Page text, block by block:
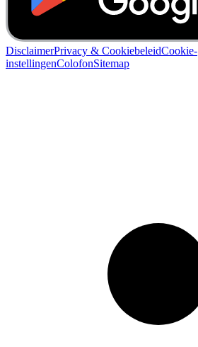
DisclaimerPrivacy & CookiebeleidCookie-
instellingenColofonSitemap